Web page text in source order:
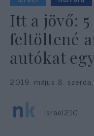
Itt a jövő:
feltöltené
autókat
2019. május 8.
Israel21C